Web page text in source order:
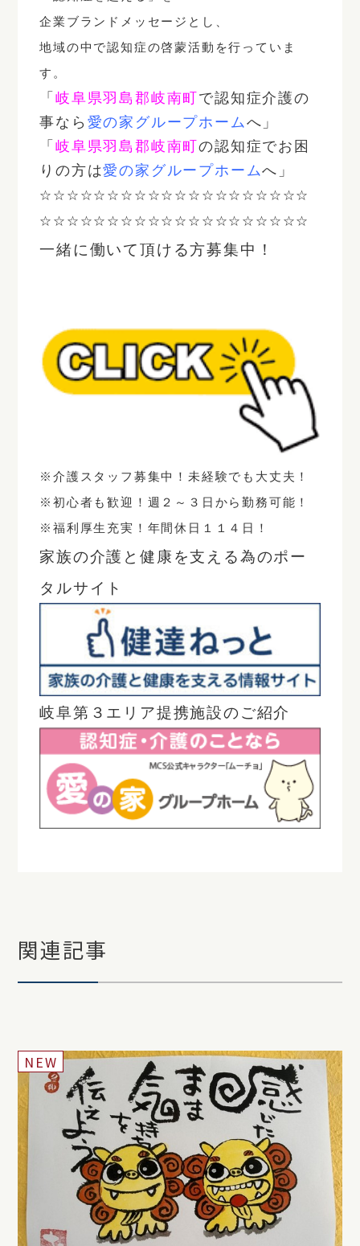
企業ブランドメッセージとし、
地域の中で認知症の啓蒙活動を行っていま
す。
「岐阜県羽島郡岐南町で認知症介護の
事なら 愛の家グループホーム へ」
「岐阜県羽島郡岐南町の認知症でお困
りの方は愛の家グループホームへ」
☆☆☆☆☆☆☆☆☆☆☆☆☆☆☆☆☆☆☆☆
☆☆☆☆☆☆☆☆☆☆☆☆☆☆☆☆☆☆☆☆
一緒に働いて頂ける方募集中！
※介護スタッフ募集中！未経験でも大丈夫！
※初心者も歓迎！週２～３日から勤務可能！
※福利厚生充実！年間休日１１４日！
家族の介護と健康を支える為のポー
タルサイト
岐阜第３エリア提携施設のご紹介
関連記事
NEW